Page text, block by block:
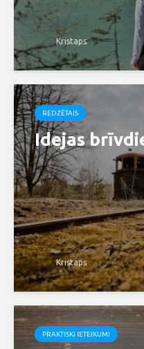
Kristaps
REDZĒTAIS
Idejas
Kristaps
PRAKTISKI IETEIKUMI